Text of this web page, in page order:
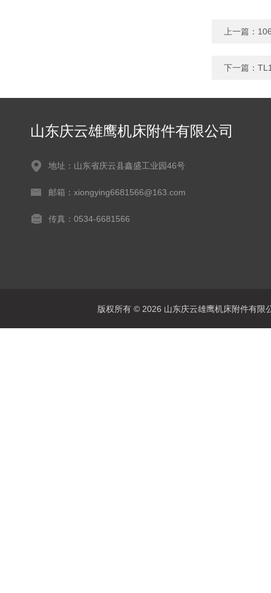
上一篇：
下一篇：
山东庆云雄鹰机床附件有限公司
地址：山东省庆云县鑫盛工业园46号
邮箱：xiongying6681566@163.com
传真：0534-6681566
版权所有 © 2026 山东庆云雄鹰机床附件有